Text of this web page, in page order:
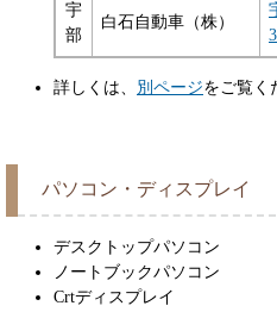
宇
部
白石自動車（株）
詳しくは、 別ページをご覧く
パソコン・ディスプレイ
デスクトップパソコン
ノートブックパソコン
Crtディスプレイ